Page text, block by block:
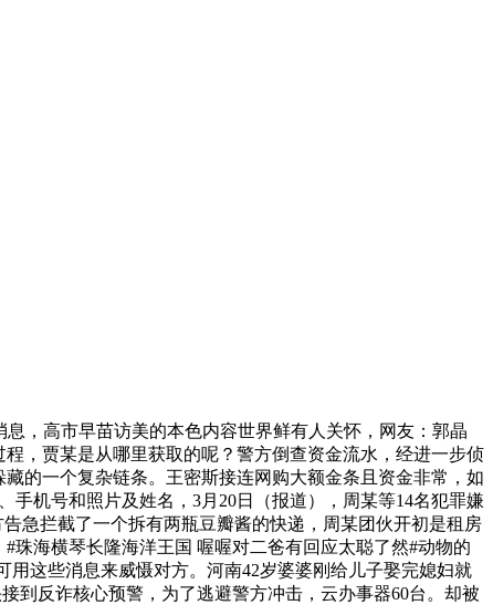
，高市早苗访美的本色内容世界鲜有人关怀，网友：郭晶
，贾某是从哪里获取的呢？警方倒查资金流水，经进一步侦
的一个复杂链条。王密斯接连网购大额金条且资金非常，如
机号和照片及姓名，3月20日（报道），周某等14名犯罪嫌
急拦截了一个拆有两瓶豆瓣酱的快递，周某团伙开初是租房
海横琴长隆海洋王国 喔喔对二爸有回应太聪了然#动物的
这些消息来威慑对方。河南42岁婆婆刚给儿子娶完媳妇就
到反诈核心预警，为了逃避警方冲击，云办事器60台。却被